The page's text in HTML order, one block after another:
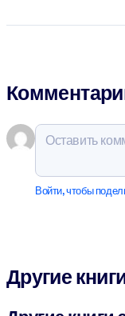
Войти, чтобы
Другие